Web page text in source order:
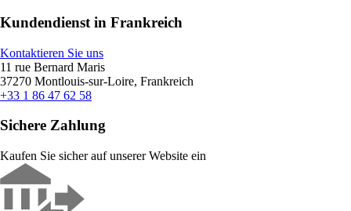
Kundendienst in Frankreich
Kontaktieren Sie uns
11 rue Bernard Maris
37270 Montlouis-sur-Loire, Frankreich
+33 1 86 47 62 58
Sichere Zahlung
Kaufen Sie sicher auf unserer Website ein